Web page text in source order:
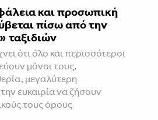
και προσωπική
πίσω από την
ταξιδιών
ότι όλο και περισσότεροι
μόνοι τους,
μεγαλύτερη
ευκαιρία να ζήσουν
τους όρους